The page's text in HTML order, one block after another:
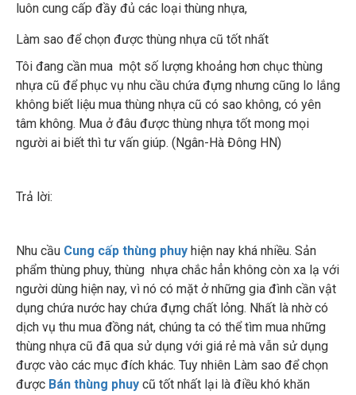
luôn cung cấp đầy đủ các loại thùng nhựa,
Làm sao để chọn được thùng nhựa cũ tốt nhất
Tôi đang cần mua một số lượng khoảng hơn chục thùng
nhựa cũ để phục vụ nhu cầu chứa đựng nhưng cũng lo lắng
không biết liệu mua thùng nhựa cũ có sao không, có yên
tâm không. Mua ở đâu được thùng nhựa tốt mong mọi
người ai biết thì tư vấn giúp. (Ngân-Hà Đông HN)
Trả lời:
Nhu cầu Cung cấp thùng phuy hiện nay khá nhiều. Sản
phẩm thùng phuy, thùng nhựa chắc hẳn không còn xa lạ với
người dùng hiện nay, vì nó có mặt ở những gia đình cần vật
dụng chứa nước hay chứa đựng chất lỏng. Nhất là nhờ có
dịch vụ thu mua đồng nát, chúng ta có thể tìm mua những
thùng nhựa cũ đã qua sử dụng với giá rẻ mà vẫn sử dụng
được vào các mục đích khác. Tuy nhiên Làm sao để chọn
được Bán thùng phuy cũ tốt nhất lại là điều khó khăn